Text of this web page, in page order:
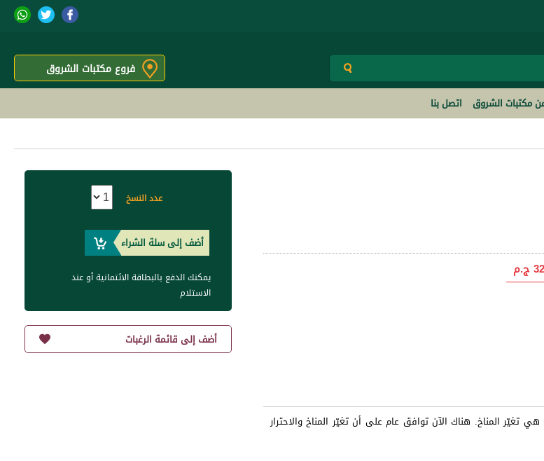
فروع مكتبات الشروق
مكتبات الشروق اتصل بنا
ج.م
تغيّر المناخ. هناك الآن توافق عام على أن تغيّر المناخ والاحترار
عدد النسخ
أضف إلى سلة الشراء
يمكنك الدفع بالبطاقة الائتمانية أو عند
الاستلام
أضف إلى قائمة الرغبات